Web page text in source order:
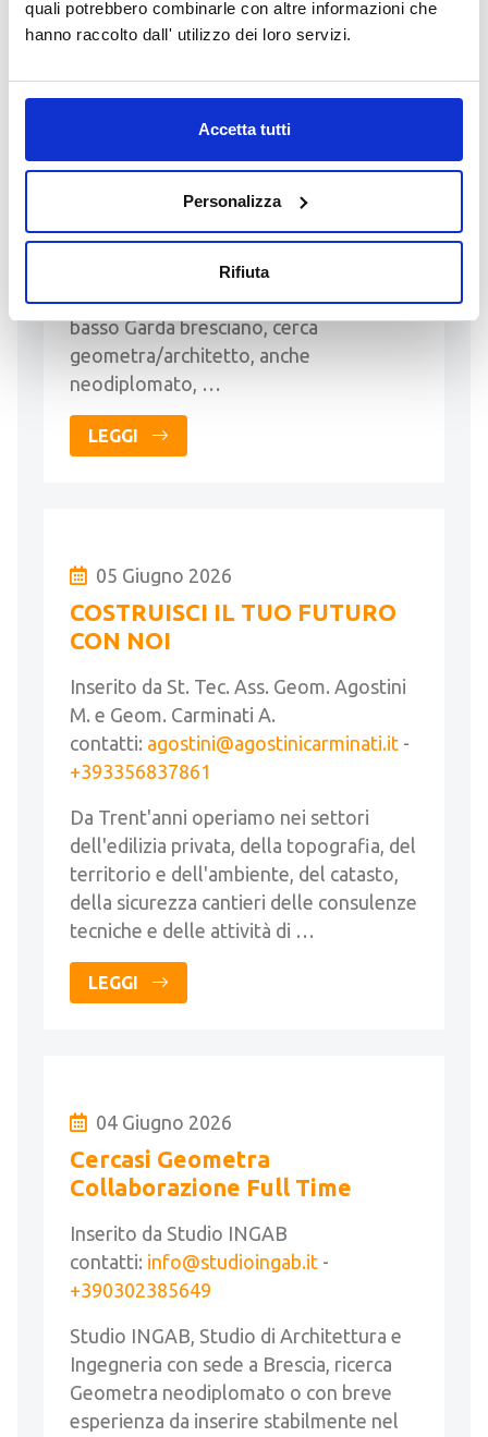
quali potrebbero combinarle con altre informazioni che
hanno raccolto dall' utilizzo dei loro servizi.
Accetta tutti
Personalizza
Rifiuta
GEOMETRA/ARCHITETTO
PRESSO STUDIO TECNICO
Inserito da MICHELE GEOMETRA
geometramutti@gmail.com
+393318141088
Studio tecnico specializzato in pratiche
edilizie, paesaggistiche, progettazione e
direzione lavori per nuove costruzioni e
ristrutturazioni, principalmente nel
basso Garda bresciano, cerca
geometra/architetto, anche
neodiplomato, …
LEGGI
05 Giugno 2026
COSTRUISCI IL TUO FUTURO
CON NOI
Inserito da St. Tec. Ass. Geom. Agostini
M. e Geom. Carminati A.
contatti: agostini@agostinicarminati.it -
+393356837861
Da Trent'anni operiamo nei settori
dell'edilizia privata, della topografia, del
territorio e dell'ambiente, del catasto,
della sicurezza cantieri delle consulenze
tecniche e delle attività di …
LEGGI
04 Giugno 2026
Cercasi Geometra
Collaborazione Full Time
Inserito da Studio INGAB
contatti: info@studioingab.it -
+390302385649
Studio INGAB, Studio di Architettura e
Ingegneria con sede a Brescia, ricerca
Geometra neodiplomato o con breve
esperienza da inserire stabilmente nel